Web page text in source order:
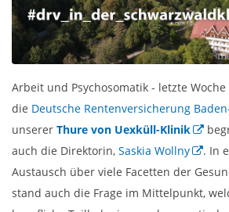
Arbeit und Psychosomatik - letzte
die Deutsche Rentenversicherung
unserer Thure von Uexküll-Klinik
auch die Direktorin, Saskia Wollny
. In
Austausch über viele Facetten der
stand auch die Frage im Mittelpunkt,